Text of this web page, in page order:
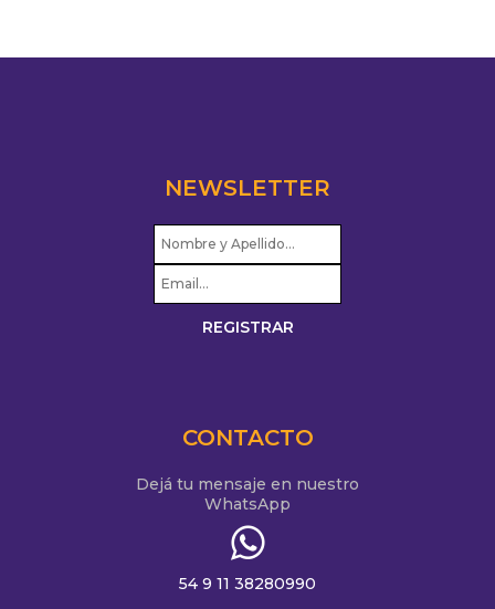
NEWSLETTER
CONTACTO
Dejá tu mensaje en nuestro
WhatsApp
54 9 11 38280990